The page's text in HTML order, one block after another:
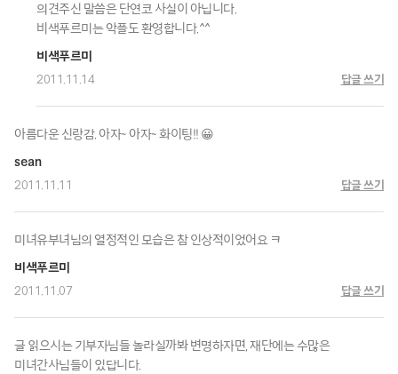
의견주신 말씀은 단연코 사실이 아닙니다.
비색푸르미는 악플도 환영합니다.^^
비색푸르미
2011.11.14 답글 쓰기
아름다운 신랑감. 아자~ 아자~ 화이팅!! 😀
sean
2011.11.11 답글 쓰기
미녀유부녀님의 열정적인 모습은 참 인상적이었어요 ㅋ
비색푸르미
2011.11.07 답글 쓰기
글 읽으시는 기부자님들 놀라실까봐 변명하자면, 재단에는 수많은
미녀간사님들이 있답니다.